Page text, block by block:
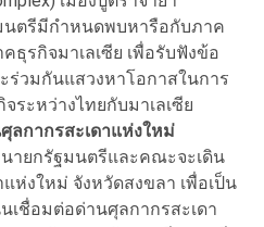
นตรีมีกำหนดพบหารือกับภาค
ธุรกิจมาเลเซีย เพื่อรับฟังข้อ
ร่วมกันแสวงหาโอกาสในการ
ระหว่างไทยกับมาเลเซีย
ลกากรสะเดาแห่งใหม่
ายกรัฐมนตรีและคณะจะเดิน
ห่งใหม่ จังหวัดสงขลา เพื่อเป็น
เชื่อมต่อด่านศุลกากรสะเดา